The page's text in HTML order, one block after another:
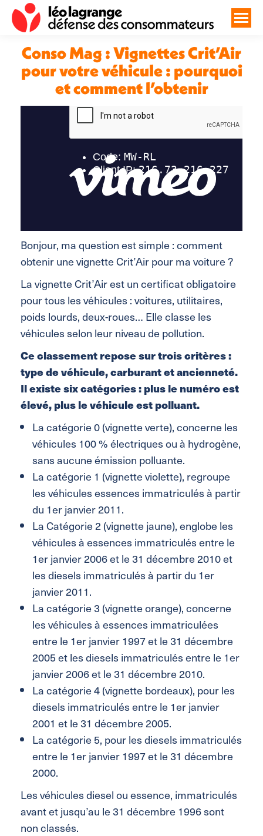
Conso Mag : Vignettes Crit’Air
pour votre véhicule : pourquoi
et comment l’obtenir
Bonjour, ma question est simple : comment
obtenir une vignette Crit’Air pour ma voiture ?
La vignette Crit’Air est un certificat obligatoire
pour tous les véhicules : voitures, utilitaires,
poids lourds, deux-roues… Elle classe les
véhicules selon leur niveau de pollution.
Ce classement repose sur trois critères :
type de véhicule, carburant et ancienneté.
Il existe six catégories : plus le numéro est
élevé, plus le véhicule est polluant.
La catégorie 0 (vignette verte), concerne les
véhicules 100 % électriques ou à hydrogène,
sans aucune émission polluante.
La catégorie 1 (vignette violette), regroupe
les véhicules essences immatriculés à partir
du 1er janvier 2011.
La Catégorie 2 (vignette jaune), englobe les
véhicules à essences immatriculés entre le
1er janvier 2006 et le 31 décembre 2010 et
les diesels immatriculés à partir du 1er
janvier 2011.
La catégorie 3 (vignette orange), concerne
les véhicules à essences immatriculées
entre le 1er janvier 1997 et le 31 décembre
2005 et les diesels immatriculés entre le 1er
janvier 2006 et le 31 décembre 2010.
La catégorie 4 (vignette bordeaux), pour les
diesels immatriculés entre le 1er janvier
2001 et le 31 décembre 2005.
La catégorie 5, pour les diesels immatriculés
entre le 1er janvier 1997 et le 31 décembre
2000.
Les véhicules diesel ou essence, immatriculés
avant et jusqu’au le 31 décembre 1996 sont
non classés.